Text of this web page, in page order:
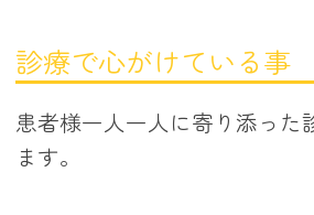
診療で心がけている事
患者様一人一人に寄り添った
ます。